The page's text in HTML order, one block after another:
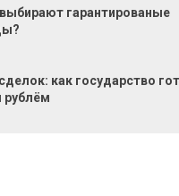
гарантированые
как государство
рублём